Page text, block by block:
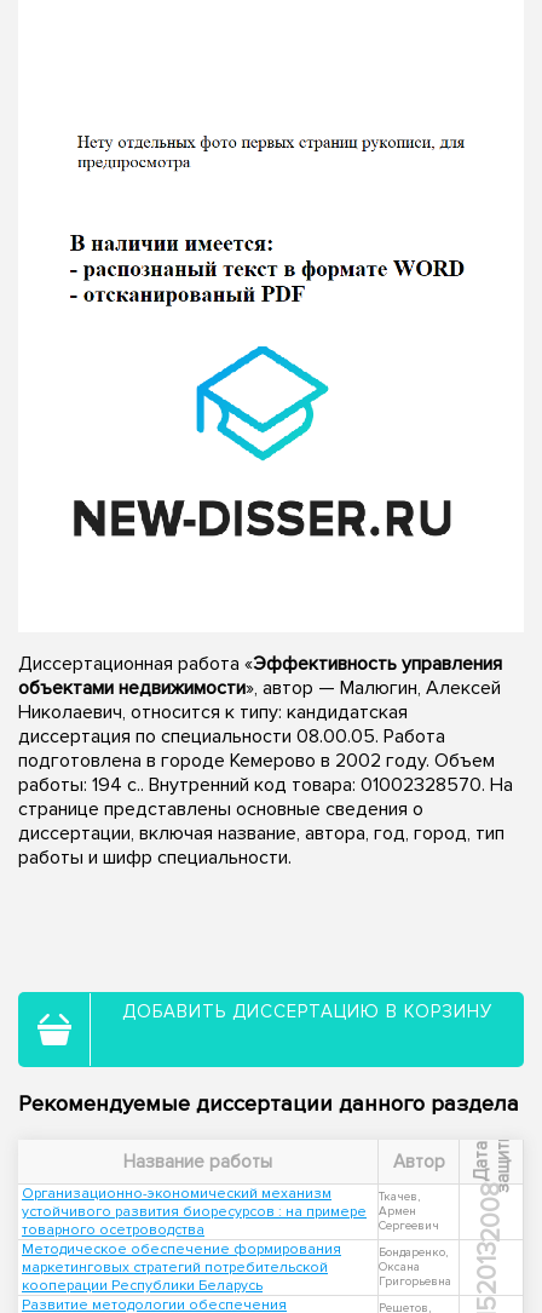
Диссертационная работа «Эффективность управления
объектами недвижимости», автор — Малюгин, Алексей
Николаевич, относится к типу: кандидатская
диссертация по специальности 08.00.05. Работа
подготовлена в городе Кемерово в 2002 году. Объем
работы: 194 с.. Внутренний код товара: 01002328570. На
странице представлены основные сведения о
диссертации, включая название, автора, год, город, тип
работы и шифр специальности.
ДОБАВИТЬ ДИССЕРТАЦИЮ В КОРЗИНУ
Рекомендуемые диссертации данного раздела
Название работы Автор Д
а
т
а
з
а
щ
и
т ы
Организационно-экономический механизм
устойчивого развития биоресурсов : на примере
товарного осетроводства
Ткачев,
Армен
Сергеевич
2008
Методическое обеспечение формирования
маркетинговых стратегий потребительской
кооперации Республики Беларусь
Бондаренко,
Оксана
Григорьевна
2013
Развитие методологии обеспечения Решетов,